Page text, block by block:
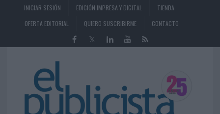
INICIAR SESIÓN EDICIÓN IMPRESA Y DIGITAL
TIENDA
OFERTA EDITORIAL
QUIERO SUSCRIBIRME CONTACTO